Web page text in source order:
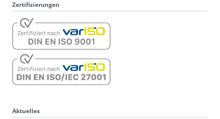
Zertifizierungen
Aktuelles